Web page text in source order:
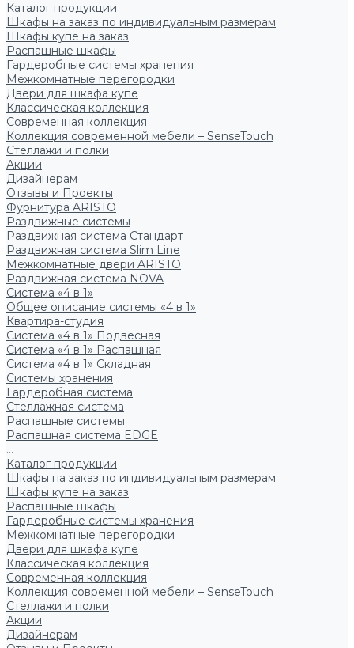
Каталог продукции
Шкафы на заказ по индивидуальным размерам
Шкафы купе на заказ
Распашные шкафы
Гардеробные системы хранения
Межкомнатные перегородки
Двери для шкафа купе
Классическая коллекция
Современная коллекция
Коллекция современной мебели – SenseTouch
Стеллажи и полки
Акции
Дизайнерам
Отзывы и Проекты
Фурнитура ARISTO
Раздвижные системы
Раздвижная система Стандарт
Раздвижная система Slim Line
Межкомнатные двери ARISTO
Раздвижная система NOVA
Система «4 в 1»
Общее описание системы «4 в 1»
Квартира-студия
Система «4 в 1» Подвесная
Система «4 в 1» Распашная
Система «4 в 1» Складная
Системы хранения
Гардеробная система
Стеллажная система
Распашные системы
Распашная система EDGE
...
Каталог продукции
Шкафы на заказ по индивидуальным размерам
Шкафы купе на заказ
Распашные шкафы
Гардеробные системы хранения
Межкомнатные перегородки
Двери для шкафа купе
Классическая коллекция
Современная коллекция
Коллекция современной мебели – SenseTouch
Стеллажи и полки
Акции
Дизайнерам